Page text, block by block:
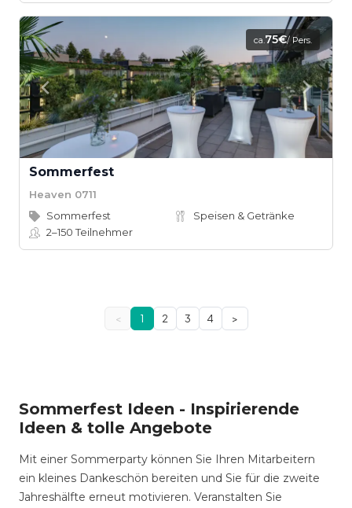
ca.75€/ Pers.
Sommerfest
Heaven 0711
Sommerfest
Speisen & Getränke
2–150Teilnehmer
< 1 2 3 4 >
Sommerfest Ideen - Inspirierende
Ideen & tolle Angebote
Mit einer Sommerparty können Sie Ihren Mitarbeitern
ein kleines Dankeschön bereiten und Sie für die zweite
Jahreshälfte erneut motivieren. Veranstalten Sie